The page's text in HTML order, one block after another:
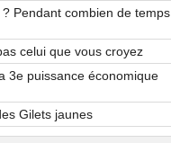
? Pendant combien de temps
celui que vous croyez
3e puissance économique
Gilets jaunes